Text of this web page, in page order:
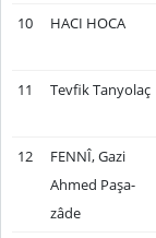
10 HACI HOCA
11 Tevfik Tanyolaç
12
FENNÎ, Gazi
Ahmed Paşa-
zâde